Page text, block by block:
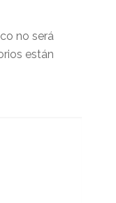
no será
están